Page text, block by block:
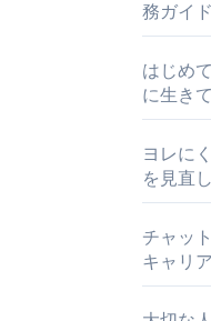
務ガイド
はじめ
に生き
ヨレに
を見直
チャッ
キャリ